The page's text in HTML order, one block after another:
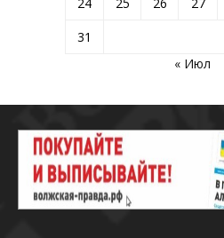
31
« Июл